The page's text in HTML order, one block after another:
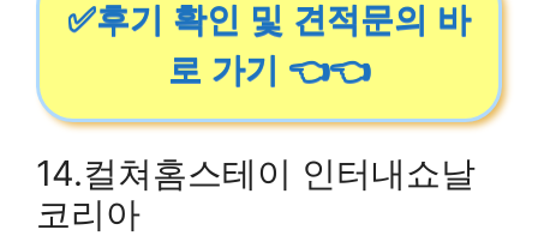
✅후기 확인 및 견적문의 바
로 가기 👈👈
14.컬쳐홈스테이 인터내쇼날
코리아